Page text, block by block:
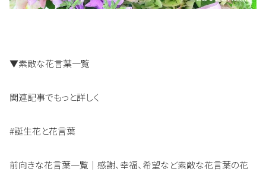
▼素敵な花言葉一覧
関連記事でもっと詳しく
#誕生花と花言葉
前向きな花言葉一覧｜感謝、幸福、希望など素敵な花言葉の花